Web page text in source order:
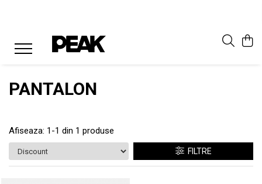
PANTALON
Afiseaza: 1-1 din 1 produse
FILTRE